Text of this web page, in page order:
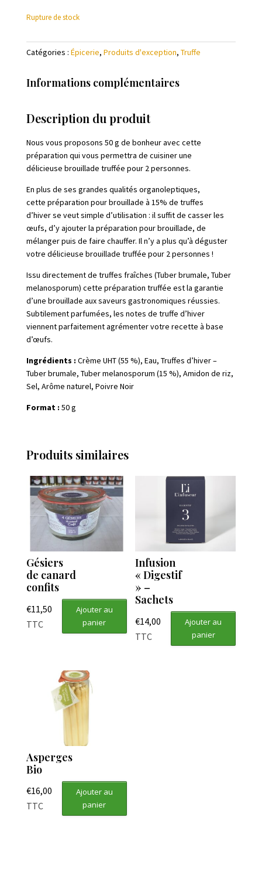
Rupture de stock
Catégories : Épicerie, Produits d'exception, Truffe
Informations complémentaires
Description du produit
Nous vous proposons 50 g de bonheur avec cette
préparation qui vous permettra de cuisiner une
délicieuse brouillade truffée pour 2 personnes.
En plus de ses grandes qualités organoleptiques,
cette préparation pour brouillade à 15% de truffes
d’hiver se veut simple d’utilisation : il suffit de casser les
œufs, d’y ajouter la préparation pour brouillade, de
mélanger puis de faire chauffer. Il n’y a plus qu’à déguster
votre délicieuse brouillade truffée pour 2 personnes !
Issu directement de truffes fraîches (Tuber brumale, Tuber
melanosporum) cette préparation truffée est la garantie
d’une brouillade aux saveurs gastronomiques réussies.
Subtilement parfumées, les notes de truffe d’hiver
viennent parfaitement agrémenter votre recette à base
d’œufs.
Ingrédients : Crème UHT (55 %), Eau, Truffes d’hiver –
Tuber brumale, Tuber melanosporum (15 %), Amidon de riz,
Sel, Arôme naturel, Poivre Noir
Format : 50 g
Produits similaires
Gésiers
de canard
confits
€11,50
TTC
Ajouter au
panier
Infusion
« Digestif
» –
Sachets
€14,00
TTC
Ajouter au
panier
Asperges
Bio
€16,00
TTC
Ajouter au
panier